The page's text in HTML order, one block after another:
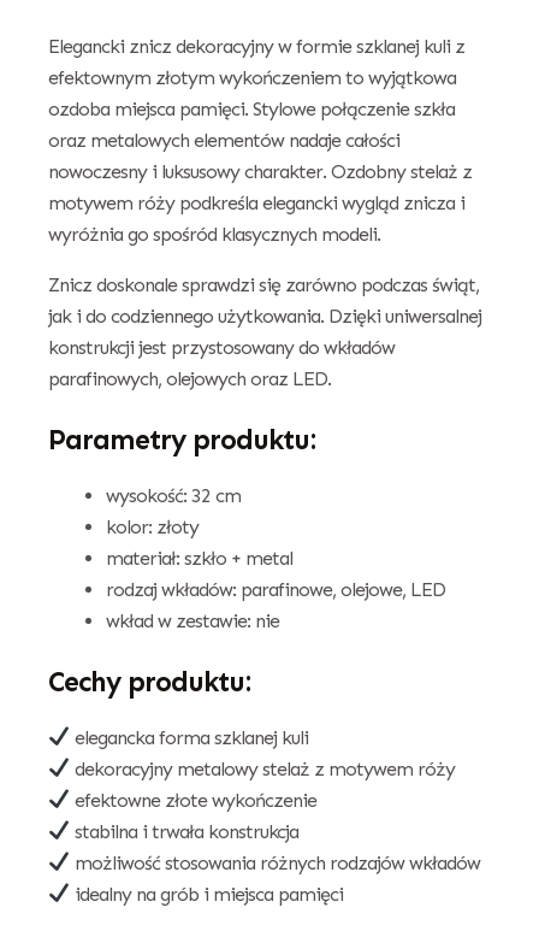
Elegancki znicz dekoracyjny w formie szklanej kuli z
efektownym złotym wykończeniem to wyjątkowa
ozdoba miejsca pamięci. Stylowe połączenie szkła
oraz metalowych elementów nadaje całości
nowoczesny i luksusowy charakter. Ozdobny stelaż z
motywem róży podkreśla elegancki wygląd znicza i
wyróżnia go spośród klasycznych modeli.
Znicz doskonale sprawdzi się zarówno podczas świąt,
jak i do codziennego użytkowania. Dzięki uniwersalnej
konstrukcji jest przystosowany do wkładów
parafinowych, olejowych oraz LED.
Parametry produktu:
wysokość: 32 cm
kolor: złoty
materiał: szkło + metal
rodzaj wkładów: parafinowe, olejowe, LED
wkład w zestawie: nie
Cechy produktu:
elegancka forma szklanej kuli
dekoracyjny metalowy stelaż z motywem róży
efektowne złote wykończenie
stabilna i trwała konstrukcja
możliwość stosowania różnych rodzajów wkładów
idealny na grób i miejsca pamięci